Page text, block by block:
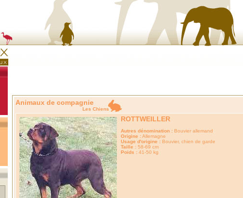
Animaux de compagnie
Les Chiens
ROTTWEILLER
Autres dénomination : Bouvier allemand
Origine :Allemagne
Usage d'origine : Bouvier, chien de garde
Taille : 58-69 cm
Poids : 41-50 kg